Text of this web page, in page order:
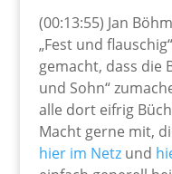
(00:13:55) Jan
„Fest und
gemacht, dass die
und Sohn“
alle dort eifrig
Macht gerne mit,
hier im Netzund